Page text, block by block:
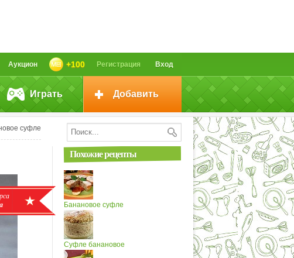
Вход
Регистрация
+100
Аукцион
Играть Добавить
суфле
Похожие рецепты
Банановое суфле
Суфле банановое